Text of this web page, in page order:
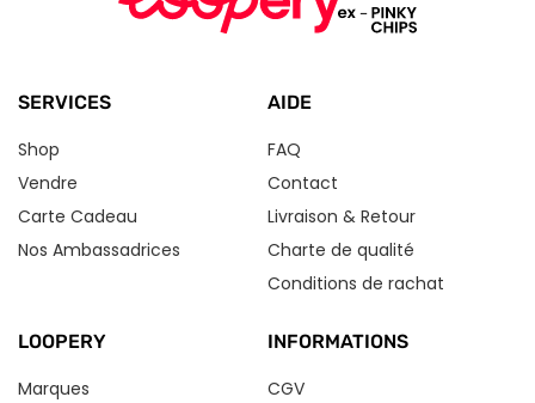
SERVICES
Shop
Vendre
Carte Cadeau
Nos Ambassadrices
AIDE
FAQ
Contact
Livraison & Retour
Charte de qualité
Conditions de rachat
LOOPERY
Marques
INFORMATIONS
CGV